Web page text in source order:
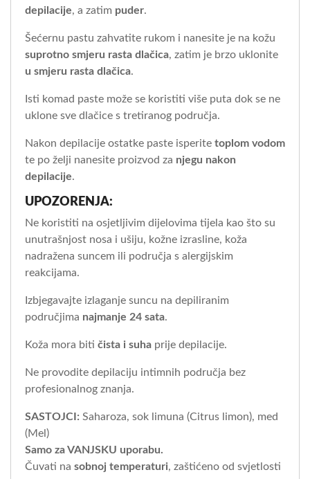
depilacije, a zatim puder.
Šećernu pastu zahvatite rukom i nanesite je na kožu
suprotno smjeru rasta dlačica, zatim je brzo uklonite
u smjeru rasta dlačica.
Isti komad paste može se koristiti više puta dok se ne
uklone sve dlačice s tretiranog područja.
Nakon depilacije ostatke paste isperite toplom vodom
te po želji nanesite proizvod za njegu nakon
depilacije.
UPOZORENJA:
Ne koristiti na osjetljivim dijelovima tijela kao što su
unutrašnjost nosa i ušiju, kožne izrasline, koža
nadražena suncem ili područja s alergijskim
reakcijama.
Izbjegavajte izlaganje suncu na depiliranim
područjima najmanje 24 sata.
Koža mora biti čista i suha prije depilacije.
Ne provodite depilaciju intimnih područja bez
profesionalnog znanja.
SASTOJCI: Saharoza, sok limuna (Citrus limon), med
(Mel)
Samo za VANJSKU uporabu.
Čuvati na sobnoj temperaturi, zaštićeno od svjetlosti